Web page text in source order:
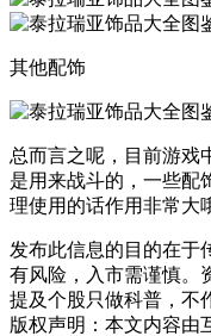
其他配饰
总而言之呢，目前游戏
是用来战斗的，一些配
理使用的话作用非常大
发布此信息的目的在于
有风险，入市需谨慎。
提及个股只做科普，不
版权声明：本文内容由